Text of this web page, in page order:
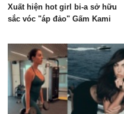
Xuất hiện hot girl bi-a sở hữu
sắc vóc "áp đảo" Gấm Kami